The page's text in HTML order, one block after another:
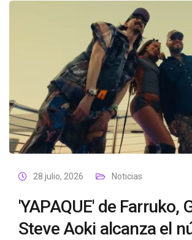
28 julio, 2026 Noticias
'YAPAQUE' de Farruko,
Steve Aoki alcanza el